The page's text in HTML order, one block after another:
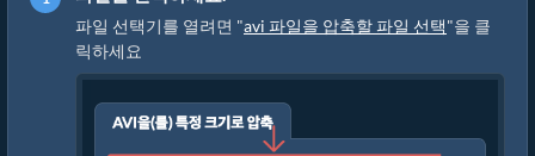
파일 선택기를 열려면 "avi 파일을 압축할 파일 선택"을 클
릭하세요